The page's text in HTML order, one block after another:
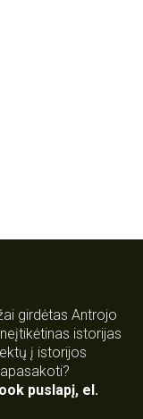
girdėtas Antrojo
istorijas
į istorijos
puslapį, el.